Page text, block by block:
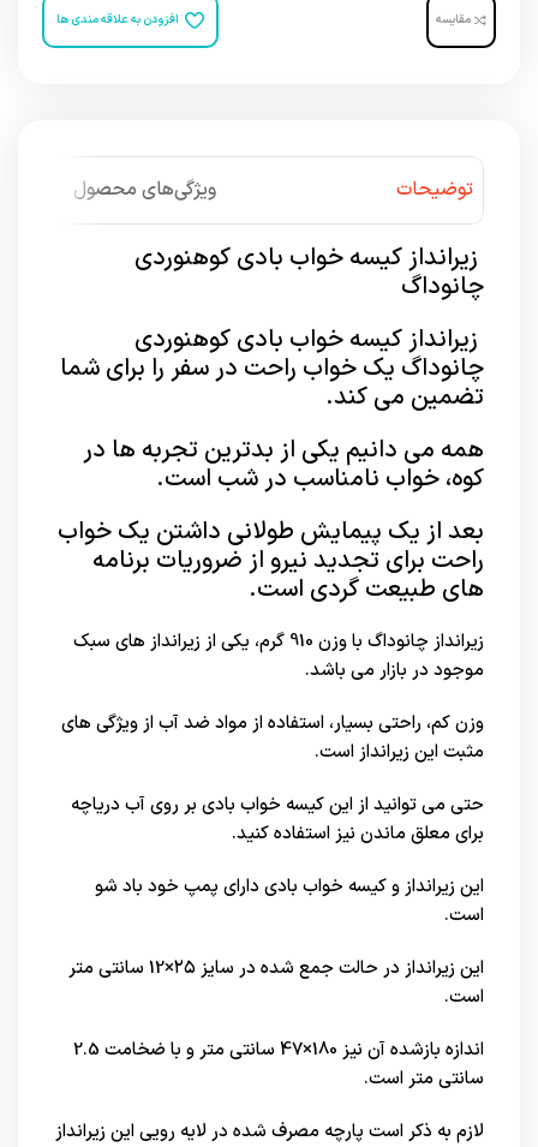
مقایسه افزودن به علاقه مندی ها
توضیحات ویژگی‌های محصول
زیرانداز کیسه خواب بادی کوهنوردی
چانوداگ
زیرانداز کیسه خواب بادی کوهنوردی
چانوداگ یک خواب راحت در سفر را برای شما
تضمین می کند.
همه می دانیم یکی از بدترین تجربه ها در
کوه، خواب نامناسب در شب است.
بعد از یک پیمایش طولانی داشتن یک خواب
راحت برای تجدید نیرو از ضروریات برنامه
های طبیعت گردی است.
زیرانداز چانوداگ با وزن 910 گرم، یکی از زیرانداز های سبک
موجود در بازار می باشد.
وزن کم، راحتی بسیار، استفاده از مواد ضد آب از ویژگی های
مثبت این زیرانداز است.
حتی می توانید از این کیسه خواب بادی بر روی آب دریاچه
برای معلق ماندن نیز استفاده کنید.
این زیرانداز و کیسه خواب بادی دارای پمپ خود باد شو
است.
این زیرانداز در حالت جمع شده در سایز ۲۵×12 سانتی متر
است.
اندازه بازشده آن نیز 180×47 سانتی متر و با ضخامت 2.5
سانتی متر است.
لازم به ذکر است پارچه مصرف شده در لایه رویی این زیرانداز